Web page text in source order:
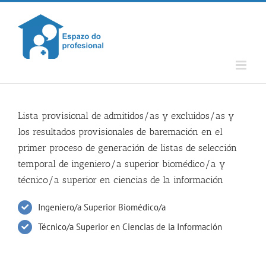
Skip
content
Lista provisional de admitidos/as y excluidos/as y
los resultados provisionales de baremación en el
primer proceso de generación de listas de selección
temporal de ingeniero/a superior biomédico/a y
técnico/a superior en ciencias de la información
Ingeniero/a Superior Biomédico/a
Técnico/a Superior en Ciencias de la Información